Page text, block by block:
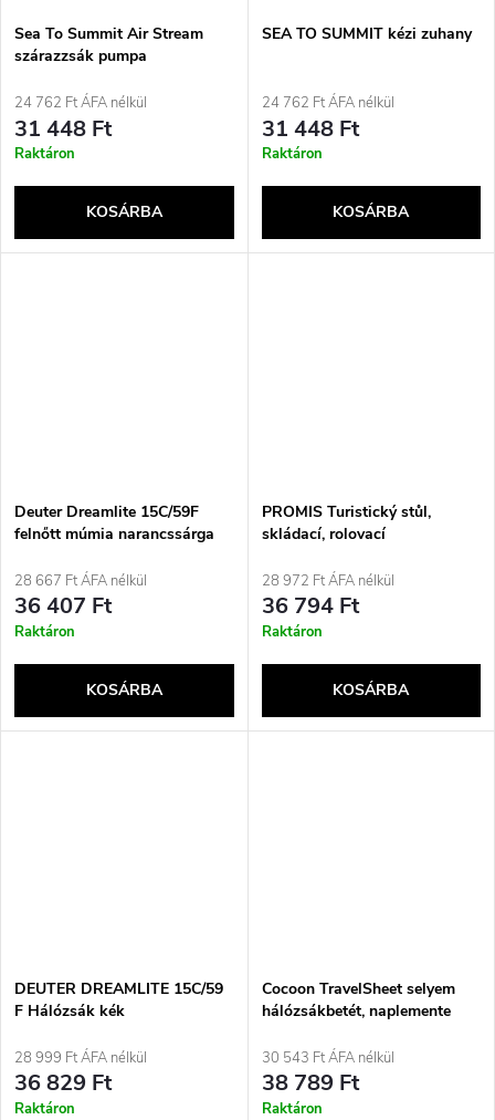
Sea To Summit Air Stream
szárazzsák pumpa
24 762 Ft ÁFA nélkül
31 448 Ft
Raktáron
KOSÁRBA
SEA TO SUMMIT kézi zuhany
24 762 Ft ÁFA nélkül
31 448 Ft
Raktáron
KOSÁRBA
Deuter Dreamlite 15C/59F
felnőtt múmia narancssárga
28 667 Ft ÁFA nélkül
36 407 Ft
Raktáron
KOSÁRBA
PROMIS Turistický stůl,
skládací, rolovací
28 972 Ft ÁFA nélkül
36 794 Ft
Raktáron
KOSÁRBA
DEUTER DREAMLITE 15C/59
F Hálózsák kék
28 999 Ft ÁFA nélkül
36 829 Ft
Raktáron
Cocoon TravelSheet selyem
hálózsákbetét, naplemente
30 543 Ft ÁFA nélkül
38 789 Ft
Raktáron